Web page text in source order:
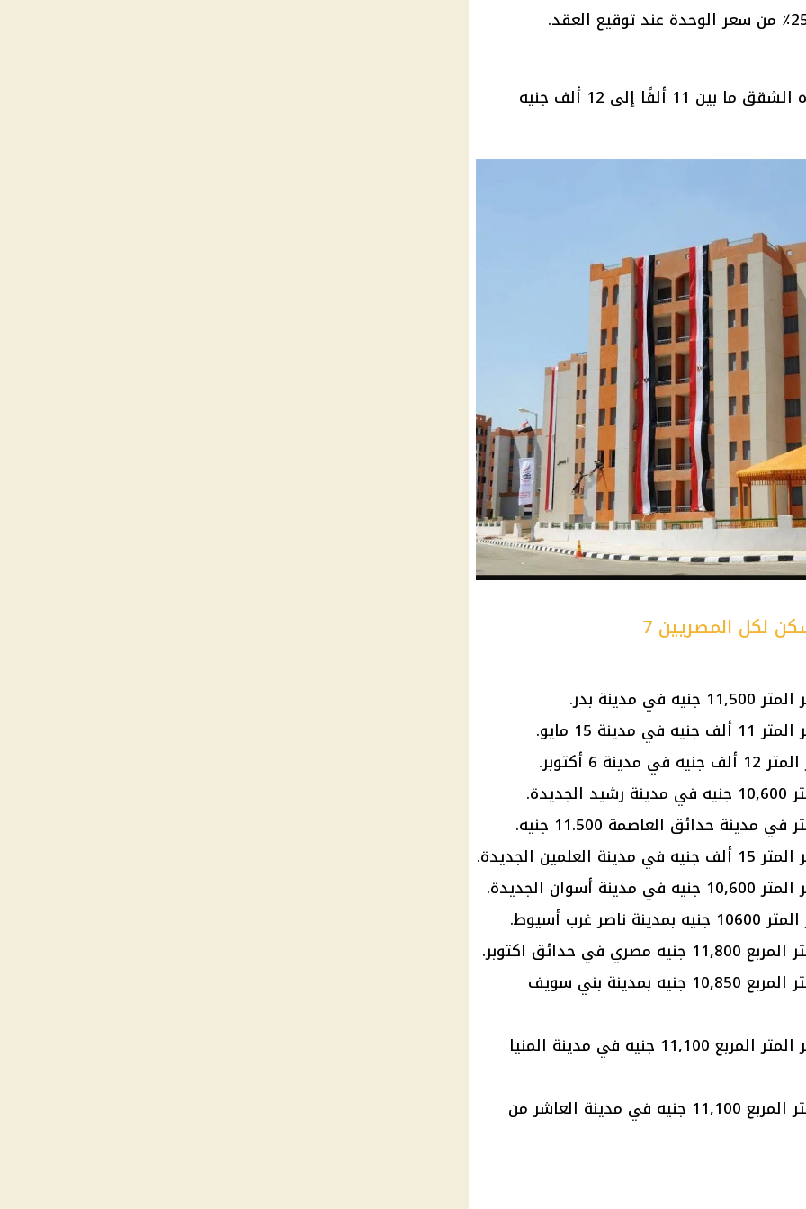
الشهري لهذه الشقق ما بين 11 ألفًا إلى 12 ألف جنيه
لكل المصريين 7
جنيه في مدينة بدر.
مدينة 6 أكتوبر .
حدائق العاصمة 11.500 جنيه.
جنيه مصري في حدائق اكتوبر.
- شقق سكن للمصريين 7. سعر المتر المربع 10,850 جنيه بمدينة بني سويف
7. سعر المتر المربع 11,100 جنيه في مدينة المنيا
العاشر من